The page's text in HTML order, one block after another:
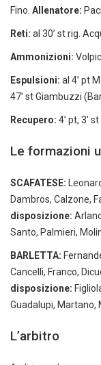
Fino. Allenatore: Paci.
Reti: al 30’ st rig.
Ammonizioni:
Espulsioni: al 4’ pt
47’ st Giambuzzi
Recupero: 4’ pt, 3’ st
Le formazioni
SCAFATESE:
Dambros, Calzone,
disposizione:
Santo, Palmieri,
BARLETTA:
Cancellì, Franco,
disposizione:
Guadalupi, Martano,
L’arbitro